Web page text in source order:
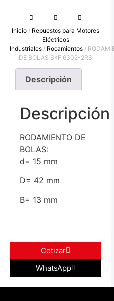
Inicio / Repuestos para Motores
Eléctricos
Industriales / Rodamientos /
DE BOLAS SKF 6302-2RS
Descripción
Descripción
RODAMIENTO DE
BOLAS:
d= 15 mm
D= 42 mm
B= 13 mm
Cotizar
WhatsApp